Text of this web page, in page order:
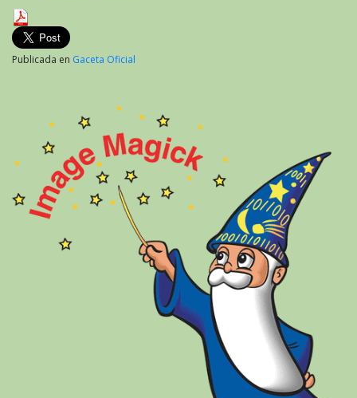
Publicada en Gaceta Oficial